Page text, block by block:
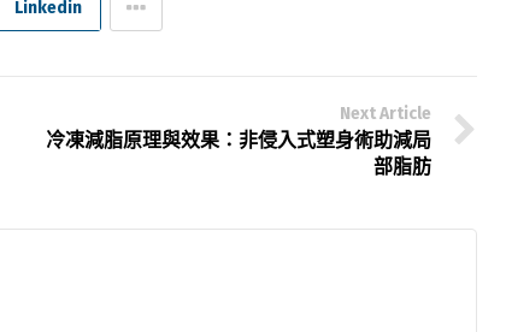
Linkedin
Next Article
冷凍減脂原理與效果：非侵入式塑身術助減局
部脂肪